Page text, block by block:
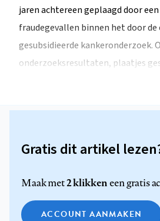
jaren achtereen geplaagd door
fraudegevallen binnen het door
gesubsidieerde kankeronderzoek.
onderzoeksresultaten, plaatjes
Gratis dit artikel
Maak met2 klikkeneen gratis
ACCOUNT AANMAKEN